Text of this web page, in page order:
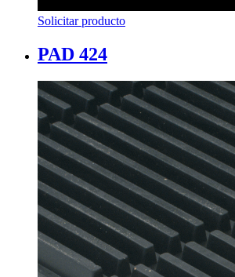
Solicitar producto
PAD 424